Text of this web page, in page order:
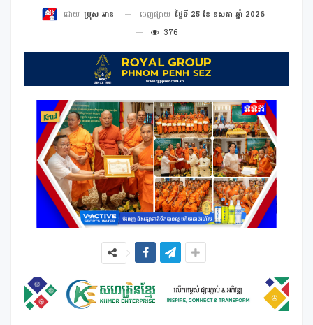
ដោយ ប្រុស អាន ចេញផ្សាយ ថ្ងៃទី 25 ខែ ឧសភា ឆ្នាំ 2026
376